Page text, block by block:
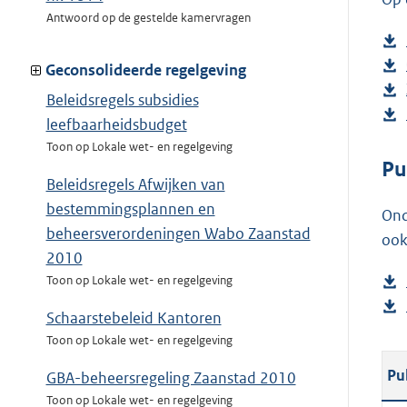
Antwoord op de gestelde kamervragen
Geconsolideerde regelgeving
Beleidsregels subsidies
leefbaarheidsbudget
Toon op Lokale wet- en regelgeving
Beleidsregels Afwijken van
bestemmingsplannen en
beheersverordeningen Wabo Zaanstad
2010
Toon op Lokale wet- en regelgeving
Schaarstebeleid Kantoren
Toon op Lokale wet- en regelgeving
GBA-beheersregeling Zaanstad 2010
Toon op Lokale wet- en regelgeving